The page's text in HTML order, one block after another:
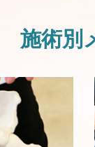
施術別